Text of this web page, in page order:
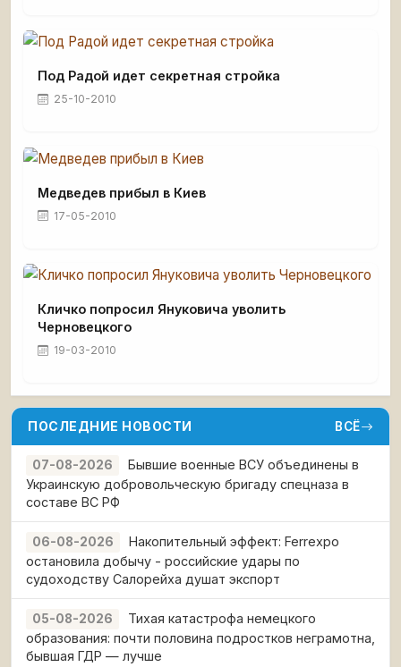
Под Радой идет секретная стройка
25-10-2010
Медведев прибыл в Киев
17-05-2010
Кличко попросил Януковича уволить
Черновецкого
19-03-2010
ПОСЛЕДНИЕ НОВОСТИ ВСЁ
07-08-2026
Бывшие военные ВСУ объединены в
Украинскую добровольческую бригаду спецназа в
составе ВС РФ
06-08-2026
Накопительный эффект: Ferrexpo
остановила добычу - российские удары по
судоходству Салорейха душат экспорт
05-08-2026
Тихая катастрофа немецкого
образования: почти половина подростков неграмотна,
бывшая ГДР — лучше